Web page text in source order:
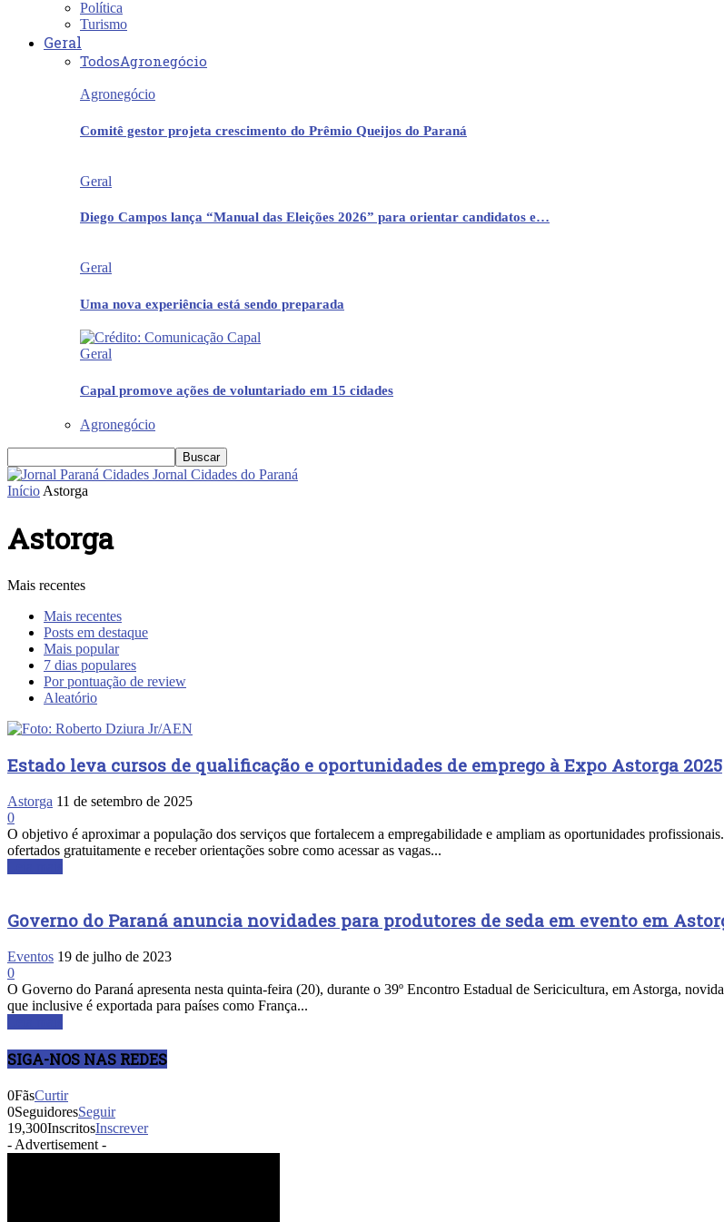
Política
Turismo
Geral
TodosAgronegócio
Agronegócio
Comitê gestor projeta crescimento do Prêmio Queijos do Paraná
Geral
Diego Campos lança “Manual das Eleições 2026” para orientar candidatos e…
Geral
Uma nova experiência está sendo preparada
Geral
Capal promove ações de voluntariado em 15 cidades
Agronegócio
Jornal Cidades do Paraná
Início Astorga
Astorga
Mais recentes
Mais recentes
Posts em destaque
Mais popular
7 dias populares
Por pontuação de review
Aleatório
Estado leva cursos de qualificação e oportunidades de emprego à Expo Astorga 2025
Astorga 11 de setembro de 2025
0
O objetivo é aproximar a população dos serviços que fortalecem a empregabilidade e ampliam as oportunidades
ofertados gratuitamente e receber orientações sobre como acessar as vagas...
Governo do Paraná anuncia novidades para produtores de seda em evento em
Eventos 19 de julho de 2023
0
O Governo do Paraná apresenta nesta quinta-feira (20), durante o 39º Encontro Estadual de Sericicultura, em Astorga,
que inclusive é exportada para países como França...
SIGA-NOS NAS REDES
0FãsCurtir
0SeguidoresSeguir
19,300InscritosInscrever
- Advertisement -